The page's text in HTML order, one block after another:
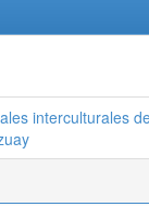
interculturales